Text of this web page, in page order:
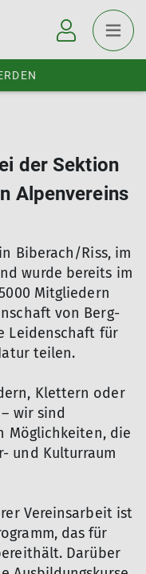
der Sektion
Alpenvereins
Biberach/Riss, im
wurde bereits im
Mitgliedern
von Berg-
Leidenschaft für
teilen.
Klettern oder
wir sind
Möglichkeiten, die
und Kulturraum
Vereinsarbeit ist
das für
Darüber